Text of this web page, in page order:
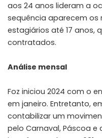
aos 24 anos lideram a
sequência aparecem os
estagiários até 17 anos,
contratados.
Análise mensal
Foz iniciou 2024 com o
em janeiro. Entretanto,
contabilizar um
pelo Carnaval, Páscoa